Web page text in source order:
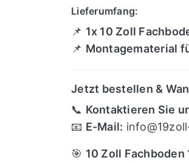
Lieferumfang:
📌 1x 10 Zoll
📌 Montagematerial
Jetzt bestellen &
📞 Kontaktieren Sie
📧 E-Mail: info@19zoll
🎯 10 Zoll